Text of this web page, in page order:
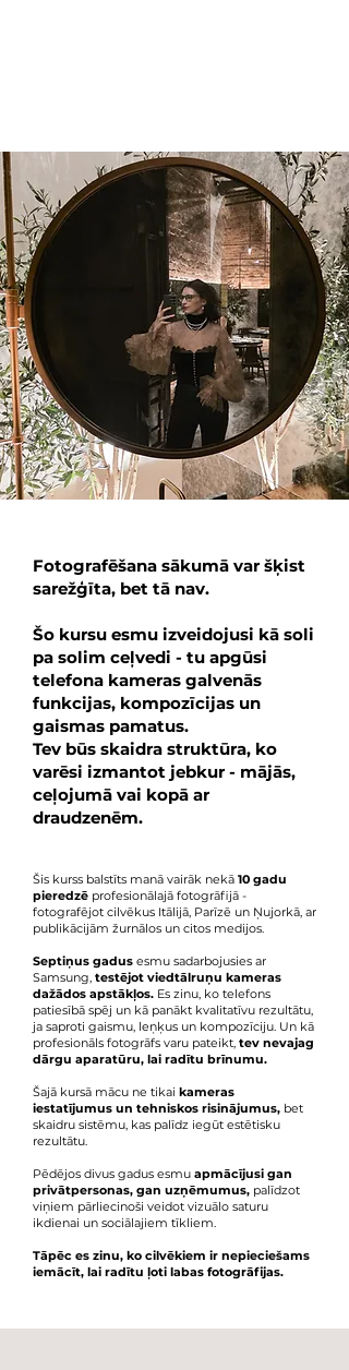
Fotografēšana sākumā var šķist
sarežģīta, bet tā nav.
Šo kursu esmu izveidojusi kā soli
pa solim ceļvedi - tu apgūsi
telefona kameras galvenās
funkcijas, kompozīcijas un
gaismas pamatus.
Tev būs skaidra struktūra, ko
varēsi izmantot jebkur - mājās,
ceļojumā vai kopā ar
draudzenēm.
Šis kurss balstīts manā vairāk nekā 10 gadu
pieredzē profesionālajā fotogrāfijā -
fotografējot cilvēkus Itālijā, Parīzē un Ņujorkā, ar
publikācijām žurnālos un citos medijos.
Septiņus gadus esmu sadarbojusies ar
Samsung, testējot viedtālruņu kameras
dažādos apstākļos. Es zinu, ko telefons
patiesībā spēj un kā panākt kvalitatīvu rezultātu,
ja saproti gaismu, leņķus un kompozīciju. Un kā
profesionāls fotogrāfs varu pateikt, tev nevajag
dārgu aparatūru, lai radītu brīnumu.
Šajā kursā mācu ne tikai kameras
iestatījumus un tehniskos risinājumus, bet
skaidru sistēmu, kas palīdz iegūt estētisku
rezultātu.
Pēdējos divus gadus esmu apmācījusi gan
privātpersonas, gan uzņēmumus, palīdzot
viņiem pārliecinoši veidot vizuālo saturu
ikdienai un sociālajiem tīkliem.
​Tāpēc es zinu, ko cilvēkiem ir nepieciešams
iemācīt, lai radītu ļoti labas fotogrāfijas.